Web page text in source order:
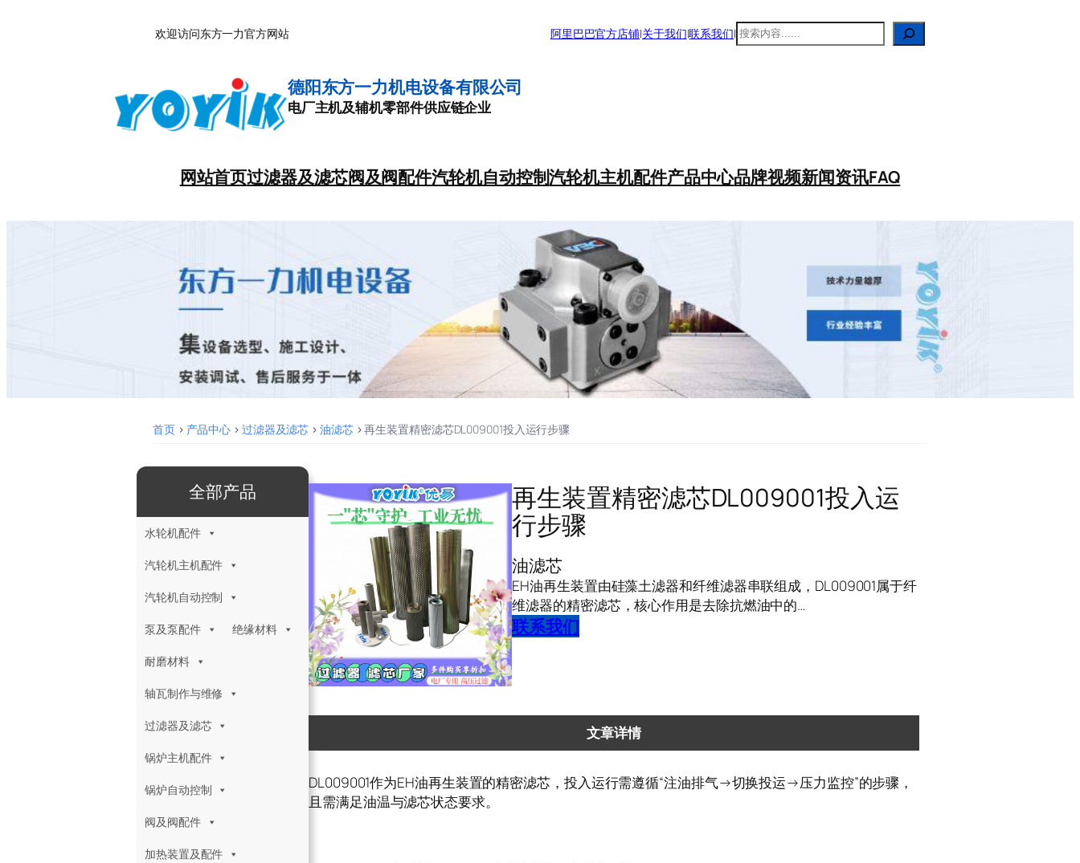
欢迎访问东方一力官方网站 阿里巴巴官方店铺|关于我们|联系我们| 搜
德阳东方一力机电设备有限公司
电厂主机及辅机零部件供应链企业
网站首页过滤器及滤芯阀及阀配件汽轮机自动控制汽轮机主机配件产品中心品牌视频新闻资讯FAQ
首页> 产品中心 > 过滤器及滤芯 > 油滤芯>再生装置精密滤芯DL009001投入运行步骤
全部产品
水轮机配件
汽轮机主机配件
汽轮机自动控制
泵及泵配件 绝缘材料
耐磨材料
轴瓦制作与维修
过滤器及滤芯
锅炉主机配件
锅炉自动控制
阀及阀配件
加热装置及配件
再生装置精密滤芯DL009001投入运
行步骤
油滤芯
EH油再生装置由硅藻土滤器和纤维滤器串联组成，DL009001属于纤
维滤器的精密滤芯，核心作用是去除抗燃油中的…
联系我们
文章详情
DL009001作为EH油再生装置的精密滤芯，投入运行需遵循“注油排气→切换投运→压力监控”的步骤，
且需满足油温与滤芯状态要求。